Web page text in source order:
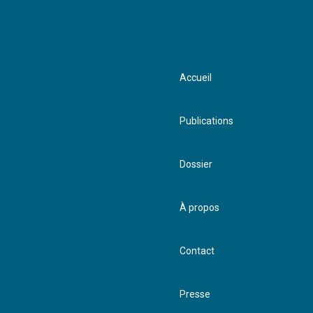
Accueil
Publications
Dossier
À propos
Contact
Presse